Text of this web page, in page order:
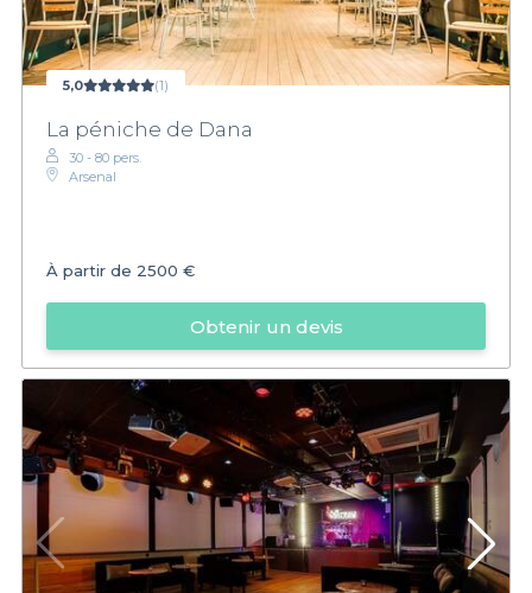
5,0 (1)
La péniche de Dana
30 - 80 pers.
Arsenal
À partir de 2500 €
Obtenir un devis